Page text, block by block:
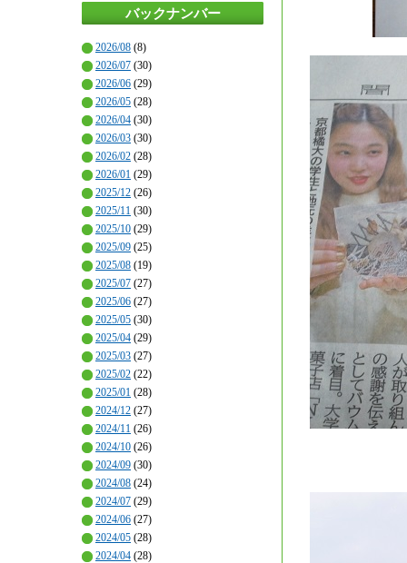
バックナンバー
2026/08 (8)
2026/07 (30)
2026/06 (29)
2026/05 (28)
2026/04 (30)
2026/03 (30)
2026/02 (28)
2026/01 (29)
2025/12 (26)
2025/11 (30)
2025/10 (29)
2025/09 (25)
2025/08 (19)
2025/07 (27)
2025/06 (27)
2025/05 (30)
2025/04 (29)
2025/03 (27)
2025/02 (22)
2025/01 (28)
2024/12 (27)
2024/11 (26)
2024/10 (26)
2024/09 (30)
2024/08 (24)
2024/07 (29)
2024/06 (27)
2024/05 (28)
2024/04 (28)